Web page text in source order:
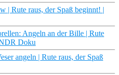
| Rute raus, der Spaß beginnt! |
Angeln an der Bille | Rute
Doku
angeln | Rute raus, der Spaß